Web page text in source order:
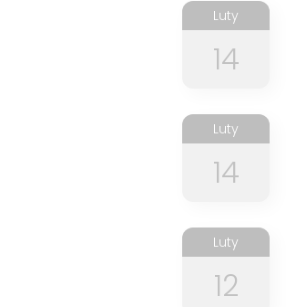
Luty
14
Luty
14
Luty
12